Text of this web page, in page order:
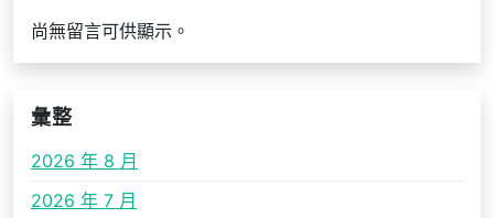
尚無留言可供顯示。
彙整
2026 年 8 月
2026 年 7 月